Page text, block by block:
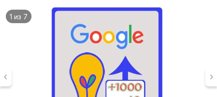
1 из 7